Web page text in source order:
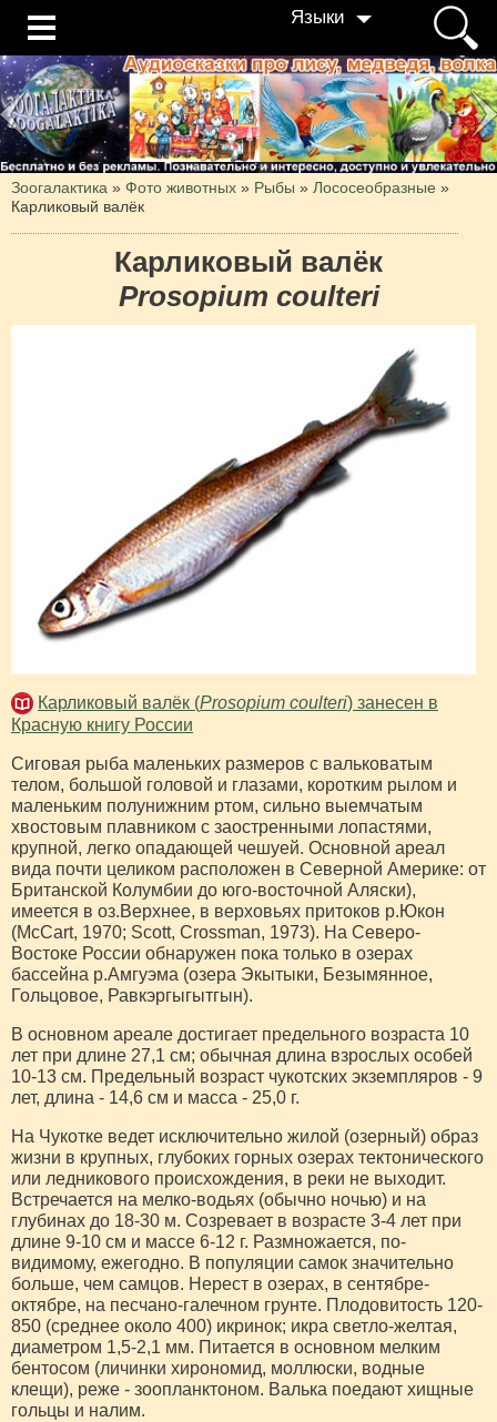
Языки
Зоогалактика » Фото животных » Рыбы » Лососеобразные »
Карликовый валёк
Карликовый валёк
Prosopium coulteri
Карликовый валёк (Prosopium coulteri) занесен в
Красную книгу России
Сиговая рыба маленьких размеров с вальковатым
телом, большой головой и глазами, коротким рылом и
маленьким полунижним ртом, сильно выемчатым
хвостовым плавником с заостренными лопастями,
крупной, легко опадающей чешуей. Основной ареал
вида почти целиком расположен в Северной Америке: от
Британской Колумбии до юго-восточной Аляски),
имеется в оз.Верхнее, в верховьях притоков р.Юкон
(McCart, 1970; Scott, Crossman, 1973). На Северо-
Востоке России обнаружен пока только в озерах
бассейна р.Амгуэма (озера Экытыки, Безымянное,
Гольцовое, Равкэргыгытгын).
В основном ареале достигает предельного возраста 10
лет при длине 27,1 см; обычная длина взрослых особей
10-13 см. Предельный возраст чукотских экземпляров - 9
лет, длина - 14,6 см и масса - 25,0 г.
На Чукотке ведет исключительно жилой (озерный) образ
жизни в крупных, глубоких горных озерах тектонического
или ледникового происхождения, в реки не выходит.
Встречается на мелко-водьях (обычно ночью) и на
глубинах до 18-30 м. Созревает в возрасте 3-4 лет при
длине 9-10 см и массе 6-12 г. Размножается, по-
видимому, ежегодно. В популяции самок значительно
больше, чем самцов. Нерест в озерах, в сентябре-
октябре, на песчано-галечном грунте. Плодовитость 120-
850 (среднее около 400) икринок; икра светло-желтая,
диаметром 1,5-2,1 мм. Питается в основном мелким
бентосом (личинки хирономид, моллюски, водные
клещи), реже - зоопланктоном. Валька поедают хищные
гольцы и налим.